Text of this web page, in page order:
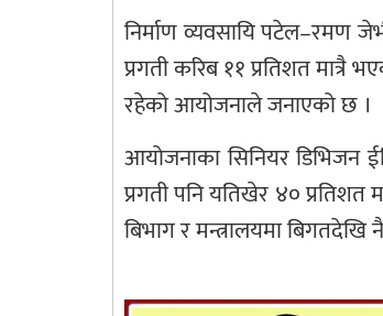
निर्माण व्यवसायि पटेल–रमण
प्रगती करिब ११ प्रतिशत मात्रै
रहेको आयोजनाले जनाएको छ ।
आयोजनाका सिनियर डिभिजन
प्रगती पनि यतिखेर ४० प्रतिशत
बिभाग र मन्त्रालयमा